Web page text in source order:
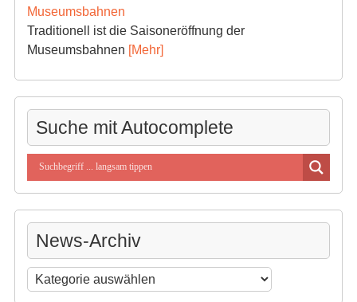
Museumsbahnen
Traditionell ist die Saisoneröffnung der
Museumsbahnen [Mehr]
Suche mit Autocomplete
News-Archiv
News-
Archiv